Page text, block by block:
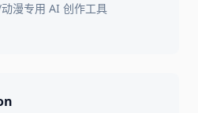
漫专用 AI 创作工具